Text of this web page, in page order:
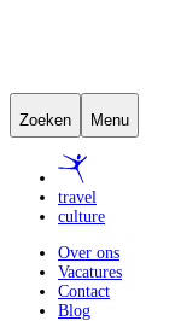
Zoeken Menu
travel
culture
Over ons
Vacatures
Contact
Blog